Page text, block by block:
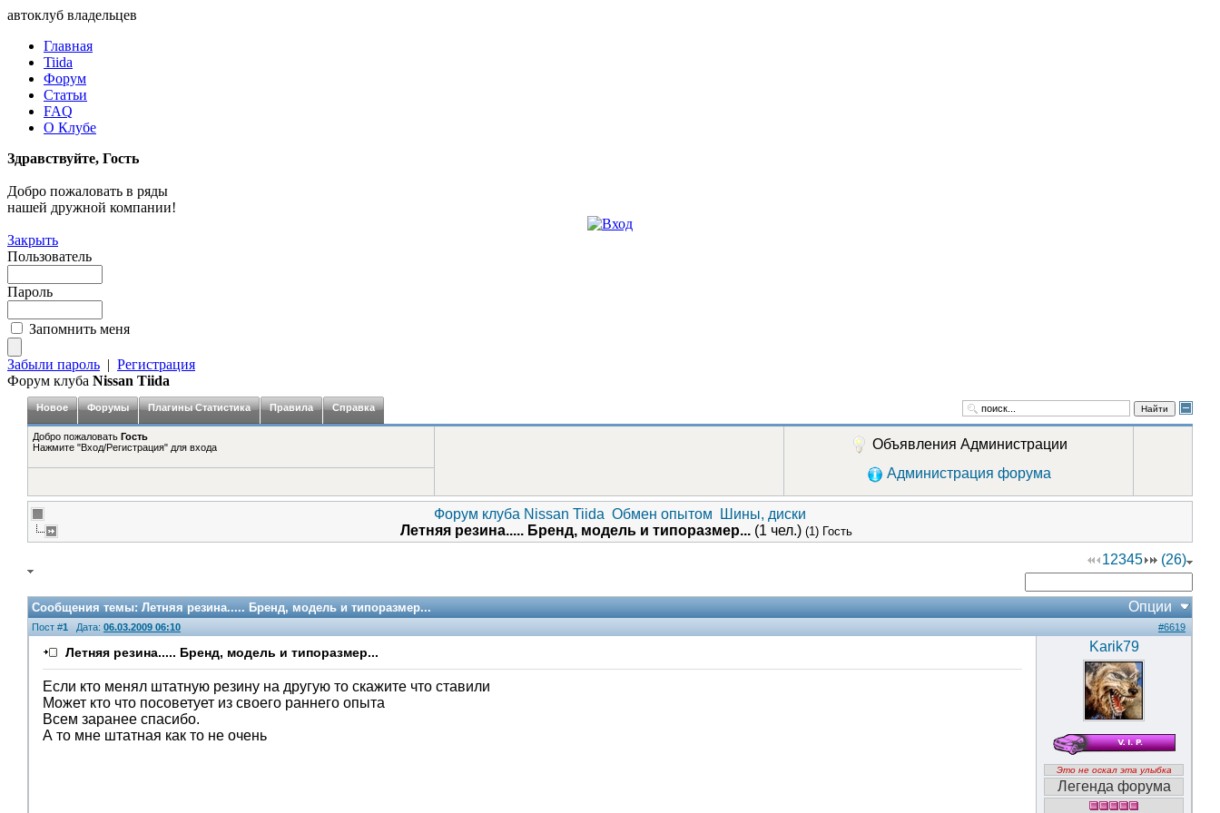
автоклуб владельцев
Главная
Tiida
Форум
Статьи
FAQ
О Клубе
Здравствуйте, Гость
Добро пожаловать в ряды
нашей дружной компании!
Закрыть
Пользователь
Пароль
Запомнить меня
Забыли пароль | Регистрация
Форум клуба Nissan Tiida
Новое Форумы Плагины Статистика Правила Справка Найти
Добро пожаловать Гость
Нажмите "Вход/Регистрация" для входа
Объявления Администрации
Администрация форума
Форум клуба Nissan Tiida Обмен опытом
Шины, диски
Летняя резина..... Бренд, модель и типоразмер... (1 чел.) (1) Гость
12345 (26)
Сообщения темы:Летняя резина..... Бренд, модель и типоразмер... Опции
Пост #1 Дата: 06.03.2009 06:10 #6619
Летняя резина..... Бренд, модель и типоразмер...
Если кто менял штатную резину на другую то скажите что ставили
Может кто что посоветует из своего раннего опыта
Всем заранее спасибо.
А то мне штатная как то не очень
Karik79
Это не оскал эта улыбка
Легенда форума